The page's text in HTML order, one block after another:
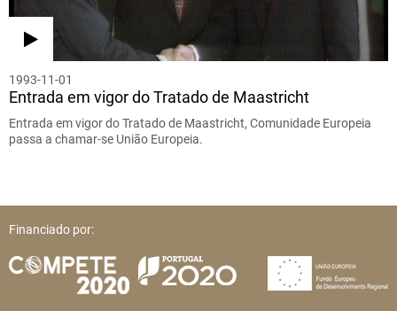
1993-11-01
Entrada em vigor do Tratado de Maastricht
Entrada em vigor do Tratado de Maastricht, Comunidade Europeia
passa a chamar-se União Europeia.
Financiado por: